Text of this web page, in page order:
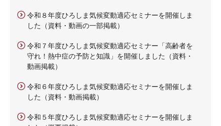
令和８年度ひろしま気候変動適応セミナーを開催しま
した（資料・動画の一部掲載）
令和７年度ひろしま気候変動適応セミナー「高齢者を
守れ！熱中症の予防と知識」を開催しました（資料・
動画掲載）
令和６年度ひろしま気候変動適応セミナーを開催しま
した（資料・動画掲載）
令和５年度ひろしま気候変動適応セミナーを開催しま